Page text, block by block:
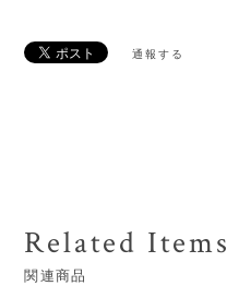
通報する
Related Items
関連商品